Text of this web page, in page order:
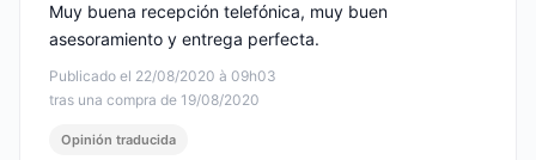
Publicado el 22/08/2020 à 09h03
tras una compra de 19/08/2020
Muy buena recepción telefónica, muy buen
asesoramiento y entrega perfecta.
Opinión traducida